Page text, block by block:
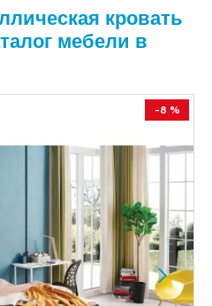
кровать
мебели в
-8 %